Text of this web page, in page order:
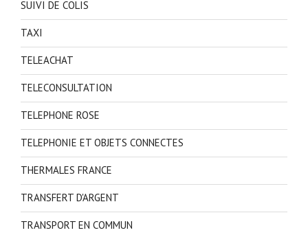
SUIVI DE COLIS
TAXI
TELEACHAT
TELECONSULTATION
TELEPHONE ROSE
TELEPHONIE ET OBJETS CONNECTES
THERMALES FRANCE
TRANSFERT D'ARGENT
TRANSPORT EN COMMUN